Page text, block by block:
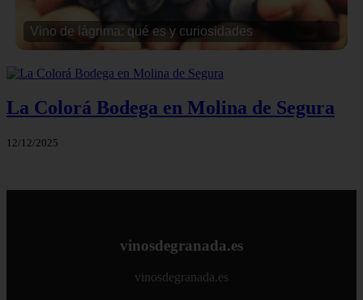
Vino de lágrima: qué es y curiosidades
La Colorá Bodega en Molina de Segura
12/12/2025
vinosdegranada.es
vinosdegranada.es